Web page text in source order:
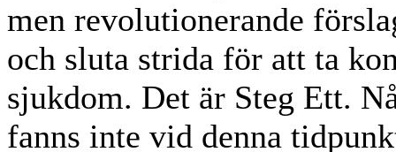
men revolutionerande
och sluta strida för att ta
sjukdom. Det är Steg Ett.
fanns inte vid denna